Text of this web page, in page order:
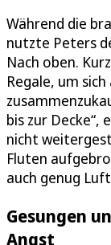
Während die
nutzte Peters
Nach oben.
Regale, um
bis zur Decke“,
nicht
Fluten
auch genug
Gesungen
Angst